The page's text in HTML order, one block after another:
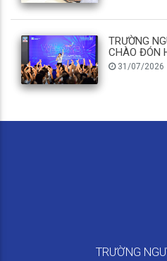
TRƯỜNG
CHÀO ĐÓN
31/07/2026
TRƯỜNG